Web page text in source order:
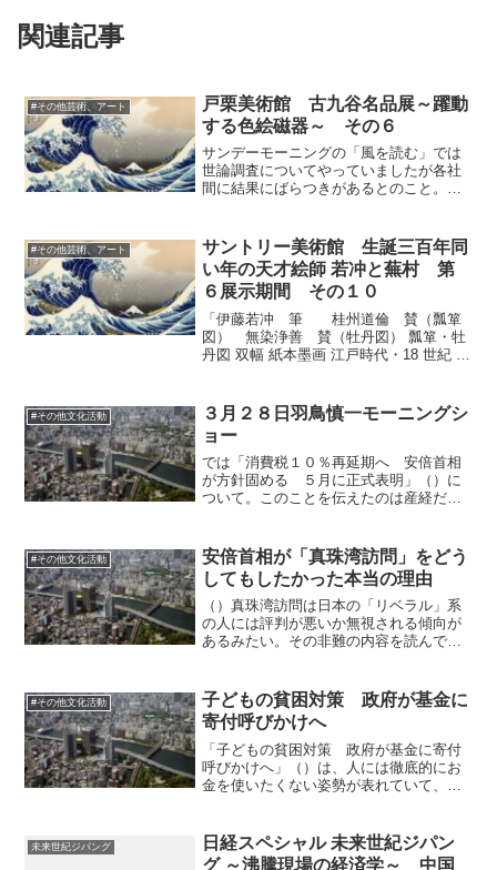
関連記事
#その他芸術、アート
戸栗美術館 古九谷名品展～躍動
する色絵磁器～ その６
サンデーモーニングの「風を読む」では
世論調査についてやっていましたが各社
間に結果にばらつきがあるとのこと。ば
う看板は引っ込めるべきですし、偏った
設問方法で聞かれるという...
#その他芸術、アート
サントリー美術館 生誕三百年同
い年の天才絵師 若冲と蕪村 第
６展示期間 その１０
「伊藤若冲 筆 桂州道倫 賛（瓢箪
図） 無染浄善 賛（牡丹図） 瓢箪・牡
丹図 双幅 紙本墨画 江戸時代・18 世紀 京
ール技術が素晴らしいとの解説ですが、
本当に画材と...
#その他文化活動
３月２８日羽鳥慎一モーニングシ
ョー
では「消費税１０％再延期へ 安倍首相
が方針固める ５月に正式表明」（）に
ついて。このことを伝えたのは産経だけ
ントロール」。覚えのめでたいことの有
利さを感じさせますよね。...
#その他文化活動
安倍首相が「真珠湾訪問」をどう
してもしたかった本当の理由
（）真珠湾訪問は日本の「リベラル」系
の人には評判が悪いか無視される傾向が
あるみたい。その非難の内容を読んでも
もしたかった本当の理由」の文章。外交
カードをむやみに切ったとい...
#その他文化活動
子どもの貧困対策 政府が基金に
寄付呼びかけへ
「子どもの貧困対策 政府が基金に寄付
呼びかけへ」（）は、人には徹底的にお
金を使いたくない姿勢が表れていて、漫
他のことに使われる復興予算、などの思
想の根本にあるものがむき...
未来世紀ジパング
日経スペシャル 未来世紀ジパン
グ ～沸騰現場の経済学～ 中国